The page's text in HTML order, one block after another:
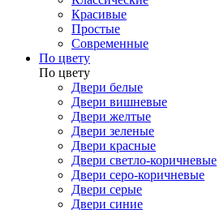
Красивые
Простые
Современные
По цвету
По цвету
Двери белые
Двери вишневые
Двери желтые
Двери зеленые
Двери красные
Двери светло-коричневые
Двери серо-коричневые
Двери серые
Двери синие